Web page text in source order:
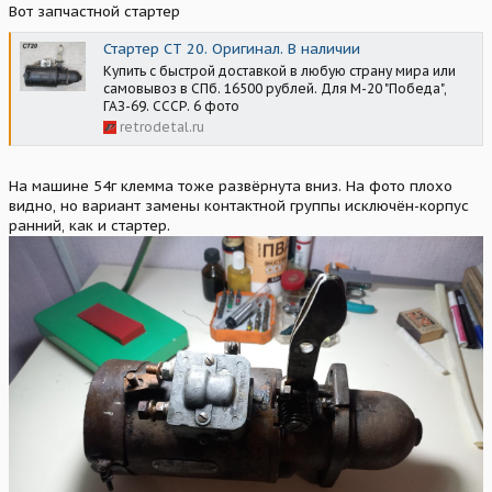
Вот запчастной стартер
Стартер СТ 20. Оригинал. В наличии
Купить с быстрой доставкой в любую страну мира или
самовывоз в СПб. 16500 рублей. Для М-20 "Победа",
ГАЗ-69. СССР. 6 фото
retrodetal.ru
На машине 54г клемма тоже развёрнута вниз. На фото плохо
видно, но вариант замены контактной группы исключён-корпус
ранний, как и стартер.